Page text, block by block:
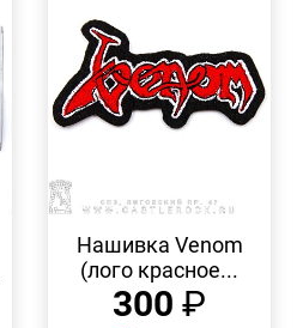
ПРОСМОТР
Нашивка Venom
(лого красное...
300 ₽